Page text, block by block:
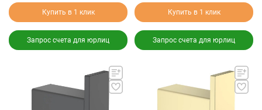
Купить в 1 клик
Запрос счета для юрлиц
Купить в 1 клик
Запрос счета для юрлиц